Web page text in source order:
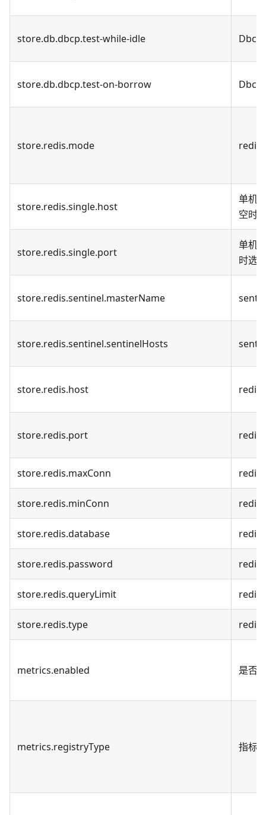
store.db.dbcp.test-while-idle Dbcp
store.db.dbcp.test-on-borrow Dbcp
store.redis.mode redis
store.redis.single.host
单机
空时
store.redis.single.port
单机
时选
store.redis.sentinel.masterName
store.redis.sentinel.sentinelHosts
store.redis.host redis
store.redis.port redis
store.redis.maxConn redis
store.redis.minConn redis
store.redis.database redis
store.redis.password redis
store.redis.queryLimit redis
store.redis.type redis
metrics.enabled 是否
metrics.registryType 指标